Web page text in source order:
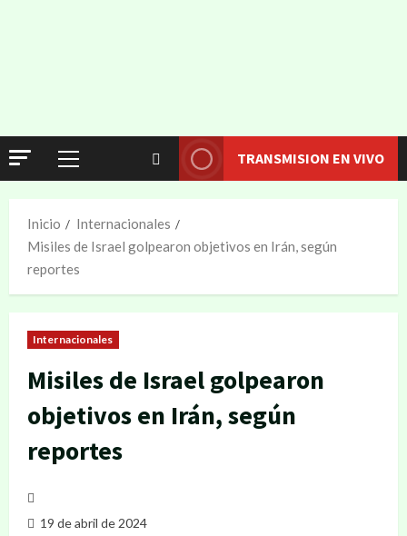
TRANSMISION EN VIVO
Inicio
Internacionales
Misiles de Israel golpearon objetivos en Irán, según
reportes
Internacionales
Misiles de Israel golpearon
objetivos en Irán, según
reportes
19 de abril de 2024